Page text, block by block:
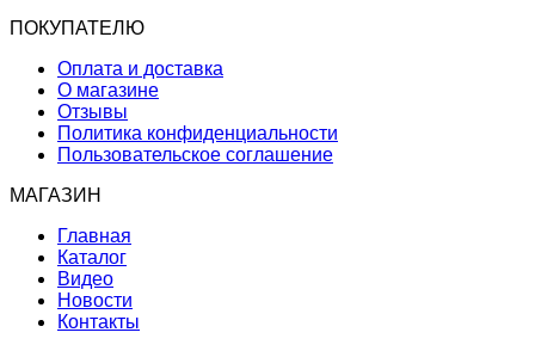
ПОКУПАТЕЛЮ
Оплата и доставка
О магазине
Отзывы
Политика конфиденциальности
Пользовательское соглашение
МАГАЗИН
Главная
Каталог
Видео
Новости
Контакты